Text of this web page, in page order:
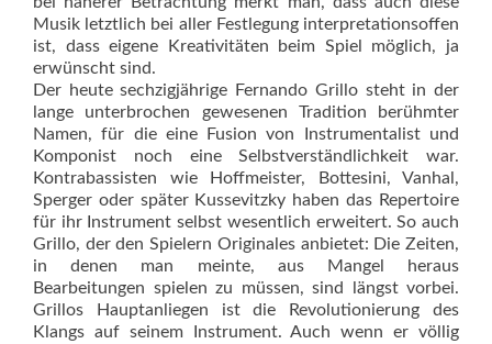
Musik letztlich bei aller Festlegung interpretationsoffen
ist, dass eigene Kreativitäten beim Spiel möglich, ja
erwünscht sind.
Der heute sechzigjährige Fernando Grillo steht in der
lange unterbrochen gewesenen Tradition berühmter
Namen, für die eine Fusion von Instrumentalist und
Komponist noch eine Selbstverständlichkeit war.
Kontrabassisten wie Hoffmeister, Bottesini, Vanhal,
Sperger oder später Kussevitzky haben das Repertoire
für ihr Instrument selbst wesentlich erweitert. So auch
Grillo, der den Spielern Originales anbietet: Die Zeiten,
in denen man meinte, aus Mangel heraus
Bearbeitungen spielen zu müssen, sind längst vorbei.
Grillos Hauptanliegen ist die Revolutionierung des
Klangs auf seinem Instrument. Auch wenn er völlig